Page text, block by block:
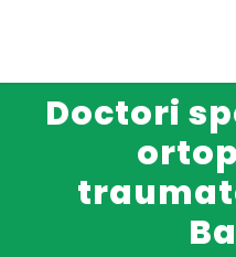
Doctori